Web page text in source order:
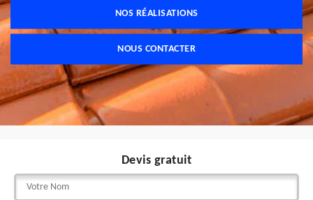
NOS RÉALISATIONS
NOUS CONTACTER
Devis gratuit